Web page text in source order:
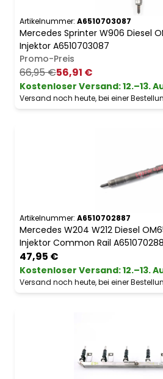
Artikelnummer: A6510703087
Mercedes Sprinter W906 Diesel
Injektor A6510703087
Promo-Preis
66,95 €56,91 €
Kostenloser Versand:12.–13.
Versand noch heute, bei einer
Artikelnummer: A6510702887
Mercedes W204 W212 Diesel
Injektor Common Rail
47,95 €
Kostenloser Versand:12.–13.
Versand noch heute, bei einer